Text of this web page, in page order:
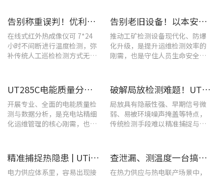
警。
告别称重误判！优利德在线式热成像仪重构新材料铸造注液控制逻辑
在线式红外热成像仪可 7*24
小时不间断进行温度检测，弥
补传统人工巡检检测方式无法
告别老旧设备！以本安型防爆产品矩阵与合规检测，守住工矿安全底线
推动工矿检测设备现代化、防爆
化升级，是提升运维检测效率的
刚需，也是守住人员生命安全、
UT285C电能质量分析仪解决充电站三相用电各类难题
开展专业、全面的电能质量检
测与数据分析，是充电站精细
化运维管理的核心刚需，也是
破解局放检测难题！UT568B手持式声学成像仪让隐患“可视化”
局放具有隐蔽性强、早期信号微
弱、易被环境噪声掩盖等特点，
传统检测手段难以精准捕捉与定
精准捕捉热隐患 | UTi1020C红外热成像仪在发电站的实测应用
电力供应体系里，容易出现接
查泄漏、测温度一台搞定！UT568F红外声成像仪让设备巡检更高效
在热力供应与热电联产场景中，